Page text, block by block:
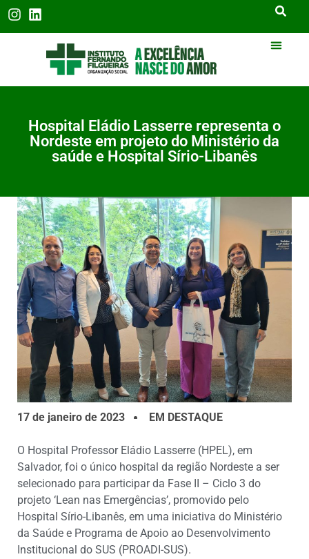
Hospital Eládio Lasserre representa o
Nordeste em projeto do Ministério da
saúde e Hospital Sírio-Libanês
17 de janeiro de 2023 EM DESTAQUE
O Hospital Professor Eládio Lasserre (HPEL), em
Salvador, foi o único hospital da região Nordeste a ser
selecionado para participar da Fase II – Ciclo 3 do
projeto ‘Lean nas Emergências’, promovido pelo
Hospital Sírio-Libanês, em uma iniciativa do Ministério
da Saúde e Programa de Apoio ao Desenvolvimento
Institucional do SUS (PROADI-SUS).